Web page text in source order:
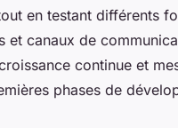
en testant différents
et canaux de
continue et
phases de